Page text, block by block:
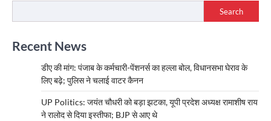
Search
Recent News
डीए की मांग: पंजाब के कर्मचारी-पेंशनर्स का हल्ला बोल, विधानसभा घेराव के
लिए बढ़े; पुलिस ने चलाई वाटर कैनन
UP Politics: जयंत चौधरी को बड़ा झटका, यूपी प्रदेश अध्यक्ष रामाशीष राय
ने रालोद से दिया इस्तीफा; BJP से आए थे